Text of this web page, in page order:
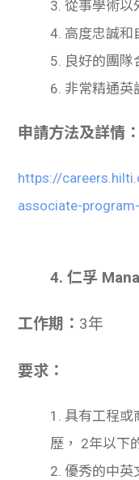
3. 從事學術以
4. 高度忠誠和
5. 良好的團隊
6. 非常精通英
申請方法及詳情：
https://
associate-
4. 仁孚
工作期： 3年
要求：
1. 具有工程或
歷， 2年以下
2. 優秀的中英